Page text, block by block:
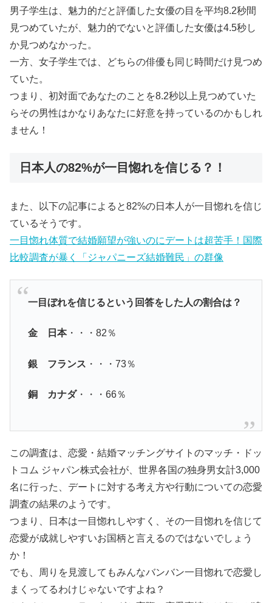
男子学生は、魅力的だと評価した女優の目を平均8.2秒間
見つめていたが、魅力的でないと評価した女優は4.5秒し
か見つめなかった。
一方、女子学生では、どちらの俳優も同じ時間だけ見つめ
ていた。
つまり、初対面であなたのことを8.2秒以上見つめていた
らその男性はかなりあなたに好意を持っているのかもしれ
ません！
日本人の82%が一目惚れを信じる？！
また、以下の記事によると82%の日本人が一目惚れを信じ
ているそうです。
一目惚れ体質で結婚願望が強いのにデートは超苦手！国際
比較調査が暴く「ジャパニーズ結婚難民」の群像
一目ぼれを信じるという回答をした人の割合は？
金 日本・・・82％
銀 フランス ・・・73％
銅 カナダ・・・66％
この調査は、恋愛・結婚マッチングサイトのマッチ・ドッ
トコム ジャパン株式会社が、世界各国の独身男女計3,000
名に行った、デートに対する考え方や行動についての恋愛
調査の結果のようです。
つまり、日本は一目惚れしやすく、その一目惚れを信じて
恋愛が成就しやすいお国柄と言えるのではないでしょう
か！
でも、周りを見渡してもみんなバンバン一目惚れで恋愛し
まくってるわけじゃないですよね？